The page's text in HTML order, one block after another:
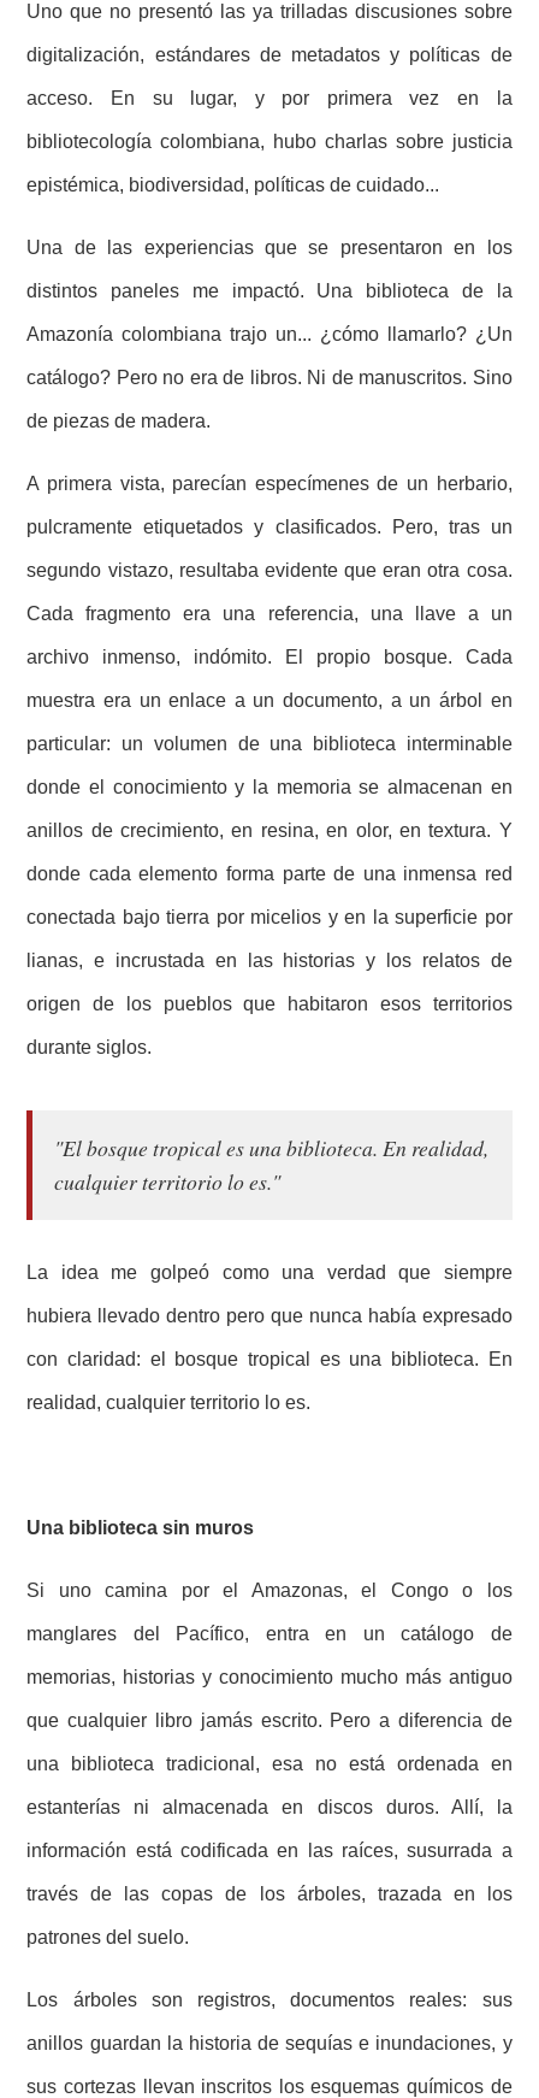
Uno que no presentó las ya trilladas discusiones sobre
digitalización, estándares de metadatos y políticas de
acceso. En su lugar, y por primera vez en la
bibliotecología colombiana, hubo charlas sobre justicia
epistémica, biodiversidad, políticas de cuidado...
Una de las experiencias que se presentaron en los
distintos paneles me impactó. Una biblioteca de la
Amazonía colombiana trajo un... ¿cómo llamarlo? ¿Un
catálogo? Pero no era de libros. Ni de manuscritos. Sino
de piezas de madera.
A primera vista, parecían especímenes de un herbario,
pulcramente etiquetados y clasificados. Pero, tras un
segundo vistazo, resultaba evidente que eran otra cosa.
Cada fragmento era una referencia, una llave a un
archivo inmenso, indómito. El propio bosque. Cada
muestra era un enlace a un documento, a un árbol en
particular: un volumen de una biblioteca interminable
donde el conocimiento y la memoria se almacenan en
anillos de crecimiento, en resina, en olor, en textura. Y
donde cada elemento forma parte de una inmensa red
conectada bajo tierra por micelios y en la superficie por
lianas, e incrustada en las historias y los relatos de
origen de los pueblos que habitaron esos territorios
durante siglos.
"El bosque tropical es una biblioteca. En realidad,
cualquier territorio lo es."
La idea me golpeó como una verdad que siempre
hubiera llevado dentro pero que nunca había expresado
con claridad: el bosque tropical es una biblioteca. En
realidad, cualquier territorio lo es.
Una biblioteca sin muros
Si uno camina por el Amazonas, el Congo o los
manglares del Pacífico, entra en un catálogo de
memorias, historias y conocimiento mucho más antiguo
que cualquier libro jamás escrito. Pero a diferencia de
una biblioteca tradicional, esa no está ordenada en
estanterías ni almacenada en discos duros. Allí, la
información está codificada en las raíces, susurrada a
través de las copas de los árboles, trazada en los
patrones del suelo.
Los árboles son registros, documentos reales: sus
anillos guardan la historia de sequías e inundaciones, y
sus cortezas llevan inscritos los esquemas químicos de